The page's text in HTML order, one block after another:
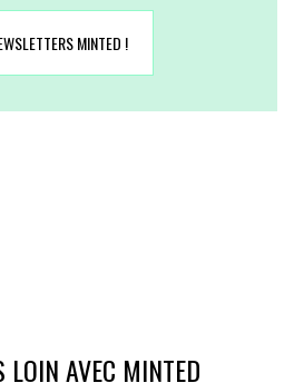
MINTED !
LOIN AVEC MINTED